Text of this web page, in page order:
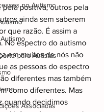
no Autismo
para Autistas
Associadas
pela positiva, outros pela
ainda sem saberem
que razão. É assim a
No espectro do autismo
em muitos de nós não
as pessoas do espectro
diferentes mas também
como diferentes. Mas
quando decidimos